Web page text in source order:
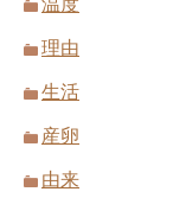
理由
生活
産卵
由来